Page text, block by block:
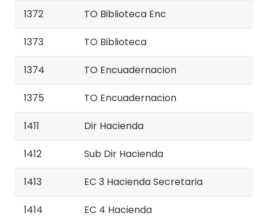
1372 TO Biblioteca Enc
1373 TO Biblioteca
1374 TO Encuadernacion
1375 TO Encuadernacion
1411 Dir Hacienda
1412 Sub Dir Hacienda
1413 EC 3 Hacienda Secretaria
1414 EC 4 Hacienda